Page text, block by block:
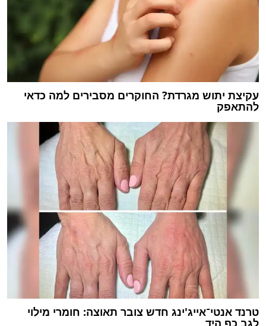
עקיצת יתוש מגרדת? החוקרים מסבירים למה כדאי
להתאפק
טרנד אנטי־אייג'ינג חדש צובר תאוצה: חומרי מילוי
לגב כף היד